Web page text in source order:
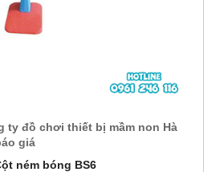
ty đồ chơi thiết bị mầm non Hà
giá
ném bóng BS6